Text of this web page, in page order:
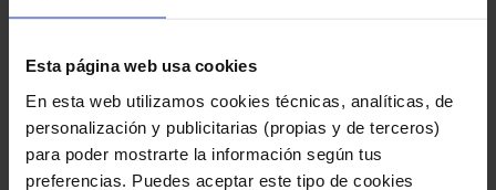
Esta página web usa cookies
En esta web utilizamos cookies técnicas, analíticas, de
personalización y publicitarias (propias y de terceros)
para poder mostrarte la información según tus
preferencias. Puedes aceptar este tipo de cookies
resultar complicado. Como la mayoría de los tipos de
permanecer ocultos. La forma más fácil de detectar el
malware es usar unsoftware antivirus potente
que
detecte y bloquee los keyloggers antes de que lleguen a
infectarle el dispositivo.